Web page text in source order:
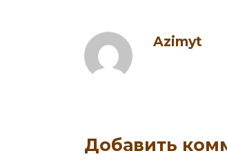
Azimyt
Добавить